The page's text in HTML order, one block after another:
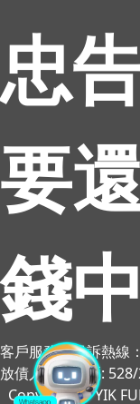
忠
要
錢
客戶服務／投訴熱線
放債人牌照號碼:
Copyright © YIK